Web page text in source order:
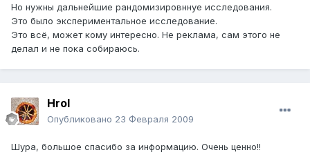
Но нужны дальнейшие рандомизировннуе исследования.
Это было экспериментальное исследование.
Это всё, может кому интересно. Не реклама, сам этого не
делал и не пока собираюсь.
HroI
Опубликовано 23 Февраля 2009
Шура, большое спасибо за информацию. Очень ценно!!